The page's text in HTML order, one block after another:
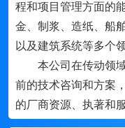
程和项目管理方面的
金、制浆、造纸、船
以及建筑系统等多个领
本公司在传动领
前的技术咨询和方案
的厂商资源、执著和
力，与国内外的机电